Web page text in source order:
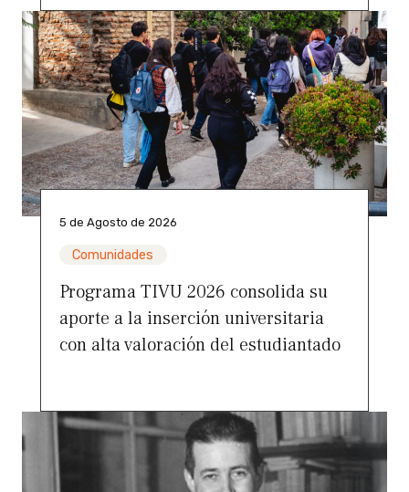
5 de Agosto de 2026
Comunidades
Programa TIVU 2026 consolida su
aporte a la inserción universitaria
con alta valoración del estudiantado